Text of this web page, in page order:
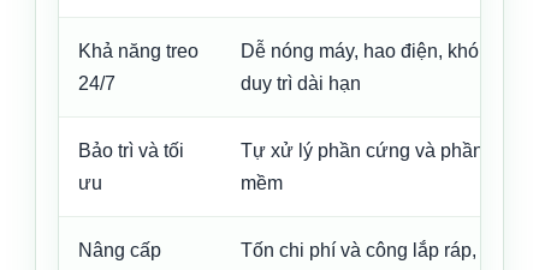
Khả năng treo
24/7
Dễ nóng máy, hao điện, khó
duy trì dài hạn
Bảo trì và tối
ưu
Tự xử lý phần cứng và phần
mềm
Nâng cấp
Tốn chi phí và công lắp ráp,